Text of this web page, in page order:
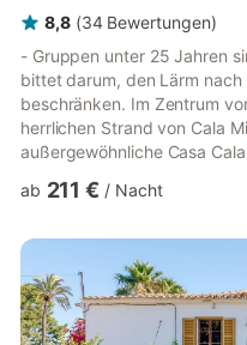
8,8 (34 Bewertungen)
- Gruppen unter 25 Jahren
bittet darum, den Lärm
beschränken. Im Zentrum
herrlichen Strand von Cala
außergewöhnliche Casa
sonnendurchfluteten
ausgestattete Küche. Zu
dieses typisch
Satellitenfernsehen, F...
ab 211 € / Nacht